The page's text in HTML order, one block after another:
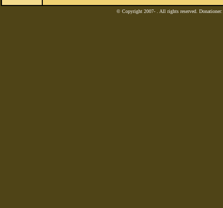
© Copyright 2007- . All rights reserved.